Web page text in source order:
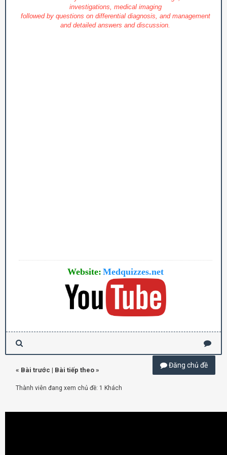
investigations, medical imaging
followed by questions on differential diagnosis, and management
and detailed answers and discussion.
Website: Medquizzes.net
Đăng chủ đề
« Bài trước | Bài tiếp theo »
Thành viên đang xem chủ đề: 1 Khách